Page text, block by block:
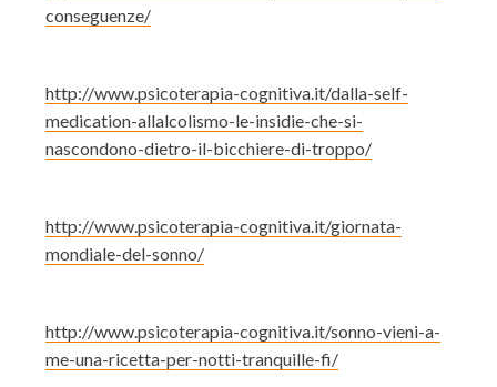
conseguenze/
http://www.psicoterapia-cognitiva.it/dalla-self-
medication-allalcolismo-le-insidie-che-si-
nascondono-dietro-il-bicchiere-di-troppo/
http://www.psicoterapia-cognitiva.it/giornata-
mondiale-del-sonno/
http://www.psicoterapia-cognitiva.it/sonno-vieni-a-
me-una-ricetta-per-notti-tranquille-fi/